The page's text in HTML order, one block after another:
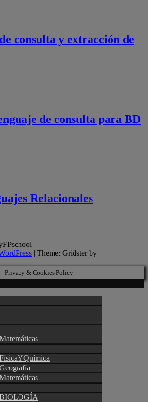
consulta y extracción de
de consulta para BD
Relacionales
| Theme: Gridster by
Privacy & Cookies Policy